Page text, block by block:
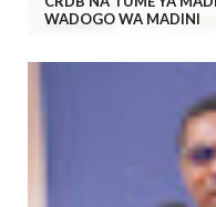
WADOGO WA MADINI